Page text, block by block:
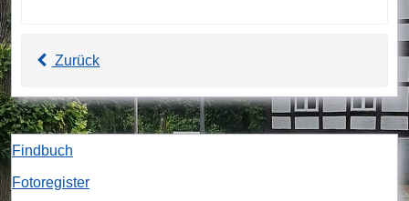
Zurück
Findbuch
Fotoregister